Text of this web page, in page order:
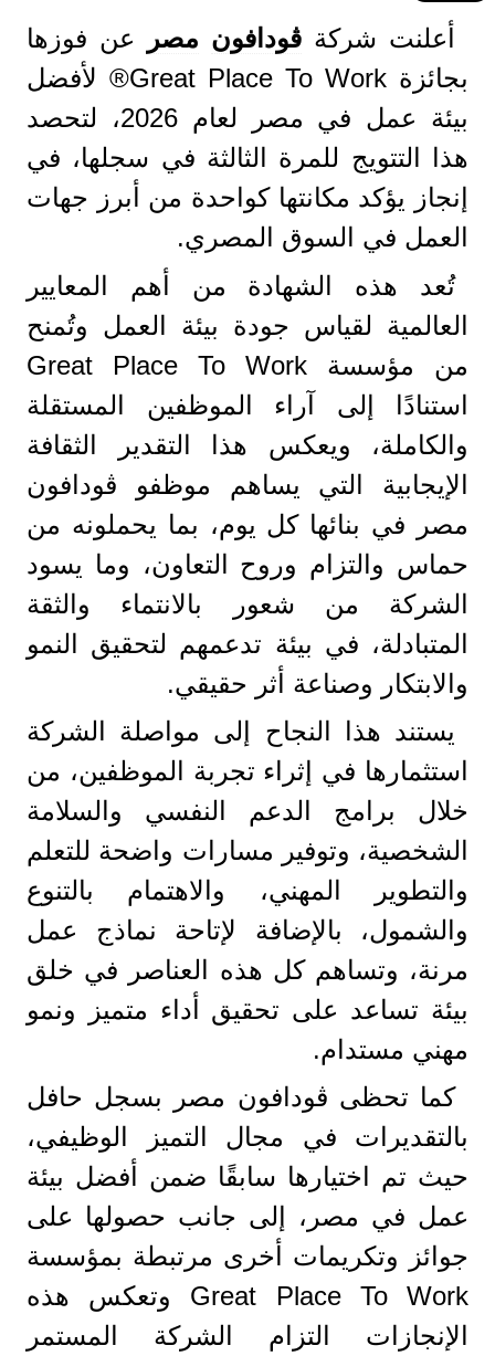
أعلنت شركة ڤودافون مصر
عن فوزها
بجائزة Great Place To Work®️ لأفضل
بيئة عمل في مصر لعام 2026، لتحصد
هذا التتويج للمرة الثالثة في سجلها، في
إنجاز يؤكد مكانتها كواحدة من أبرز جهات
العمل في السوق المصري.
تُعد هذه الشهادة من أهم المعايير
العالمية لقياس جودة بيئة العمل وتُمنح
من مؤسسة Great Place To Work
استنادًا إلى آراء الموظفين المستقلة
والكاملة، ويعكس هذا التقدير الثقافة
الإيجابية التي يساهم موظفو ڤودافون
مصر في بنائها كل يوم، بما يحملونه من
حماس والتزام وروح التعاون، وما يسود
الشركة من شعور بالانتماء والثقة
المتبادلة، في بيئة تدعمهم لتحقيق النمو
والابتكار وصناعة أثر حقيقي.
يستند هذا النجاح إلى مواصلة الشركة
استثمارها في إثراء تجربة الموظفين، من
خلال برامج الدعم النفسي والسلامة
الشخصية، وتوفير مسارات واضحة للتعلم
والتطوير المهني، والاهتمام بالتنوع
والشمول، بالإضافة لإتاحة نماذج عمل
مرنة، وتساهم كل هذه العناصر في خلق
بيئة تساعد على تحقيق أداء متميز ونمو
مهني مستدام.
كما تحظى ڤودافون مصر بسجل حافل
بالتقديرات في مجال التميز الوظيفي،
حيث تم اختيارها سابقًا ضمن أفضل بيئة
عمل في مصر، إلى جانب حصولها على
جوائز وتكريمات أخرى مرتبطة بمؤسسة
Great Place To Work وتعكس هذه
الإنجازات التزام الشركة المستمر